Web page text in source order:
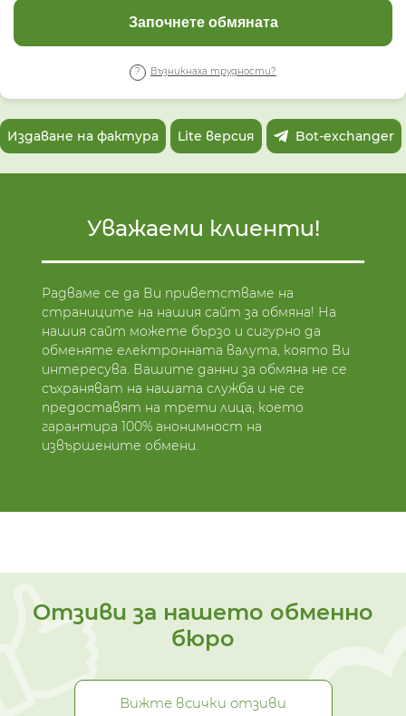
Започнете обмяната
Възникнаха трудности?
Издаване на фактура Lite версия Bot-exchanger
Уважаеми клиенти!
Радваме се да Ви приветстваме на
страниците на нашия сайт за обмяна! На
нашия сайт можете бързо и сигурно да
обменяте електронната валута, която Ви
интересува. Вашите данни за обмяна не се
съхраняват на нашата служба и не се
предоставят на трети лица, което
гарантира 100% анонимност на
извършените обмени.
Отзиви за нашето обменно
бюро
Вижте всички отзиви